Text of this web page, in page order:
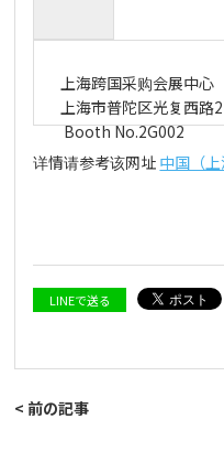
上海跨国采购会展中心
上海市普陀区光复西路
Booth No.2G002
详情请参考该网址 中国（
LINEで送る
< 前の記事